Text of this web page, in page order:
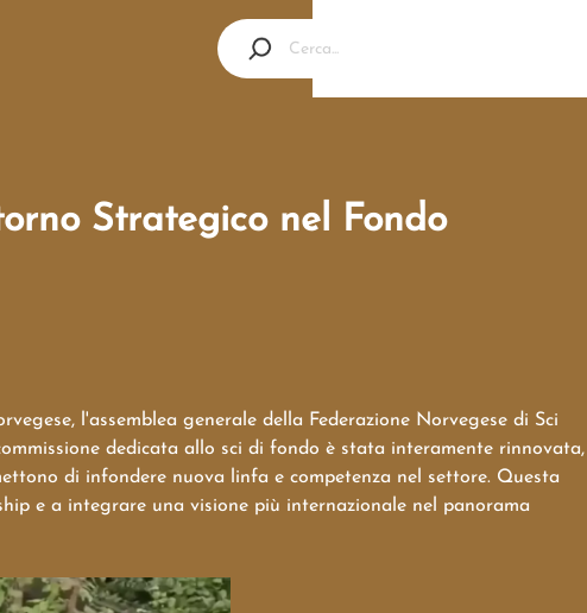
Strategico nel Fondo
l'assemblea generale della Federazione Norvegese di Sci
dedicata allo sci di fondo è stata interamente rinnovata,
di infondere nuova linfa e competenza nel settore. Questa
e a integrare una visione più internazionale nel panorama